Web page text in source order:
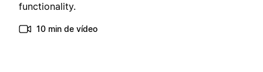
functionality.
10 min de vídeo